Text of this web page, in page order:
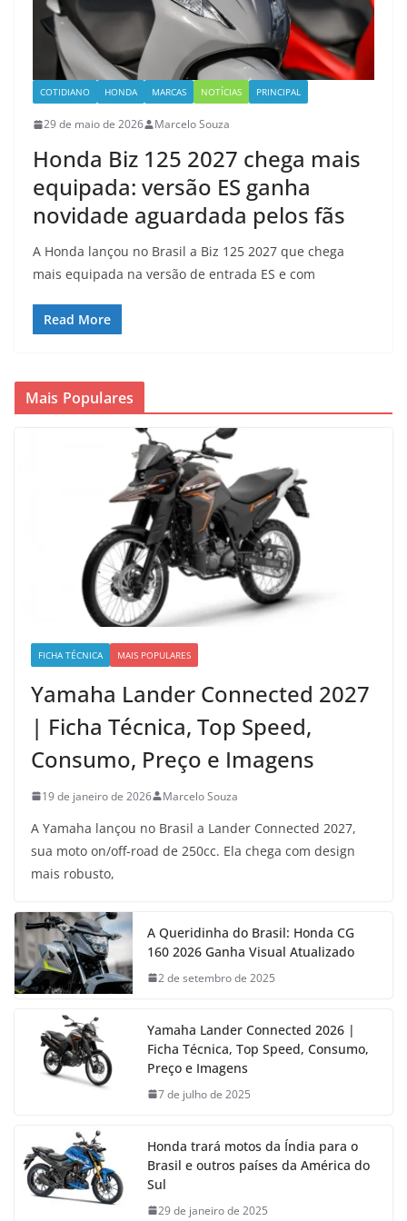
COTIDIANO HONDA MARCAS NOTÍCIAS PRINCIPAL
29 de maio de 2026 Marcelo Souza
Honda Biz 125 2027 chega mais
equipada: versão ES ganha
novidade aguardada pelos fãs
A Honda lançou no Brasil a Biz 125 2027 que chega
mais equipada na versão de entrada ES e com
Read More
Mais Populares
FICHA TÉCNICA MAIS POPULARES
Yamaha Lander Connected 2027
| Ficha Técnica, Top Speed,
Consumo, Preço e Imagens
19 de janeiro de 2026 Marcelo Souza
A Yamaha lançou no Brasil a Lander Connected 2027,
sua moto on/off-road de 250cc. Ela chega com design
mais robusto,
A Queridinha do Brasil: Honda CG
160 2026 Ganha Visual Atualizado
2 de setembro de 2025
Yamaha Lander Connected 2026 |
Ficha Técnica, Top Speed, Consumo,
Preço e Imagens
7 de julho de 2025
Honda trará motos da Índia para o
Brasil e outros países da América do
Sul
29 de janeiro de 2025